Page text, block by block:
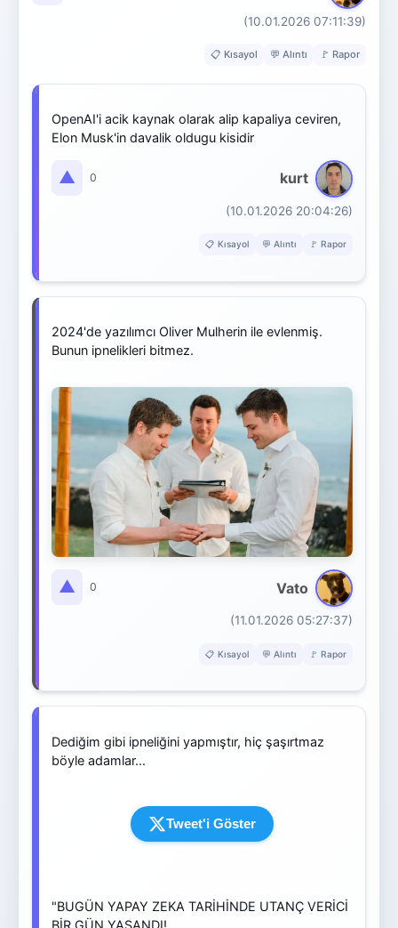
(10.01.2026 07:11:39)
📋 Kısayol 💬 Alıntı 🚩 Rapor
OpenAI'i acik kaynak olarak alip kapaliya ceviren,
Elon Musk'in davalik oldugu kisidir
kurt
(10.01.2026 20:04:26)
▲ 0
📋 Kısayol 💬 Alıntı 🚩 Rapor
2024'de yazılımcı Oliver Mulherin ile evlenmiş.
Bunun ipnelikleri bitmez.
Vato
(11.01.2026 05:27:37)
▲ 0
📋 Kısayol 💬 Alıntı 🚩 Rapor
Dediğim gibi ipneliğini yapmıştır, hiç şaşırtmaz
böyle adamlar...
Tweet'i Göster
"BUGÜN YAPAY ZEKA TARİHİNDE UTANÇ VERİCİ
BİR GÜN YAŞANDI!